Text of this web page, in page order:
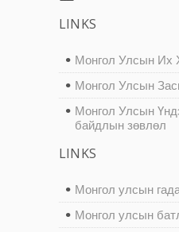
LINKS
Монгол Улсын Их
Монгол Улсын
Монгол Улсын
байдлын зөвлөл
LINKS
Монгол улсын
Монгол улсын